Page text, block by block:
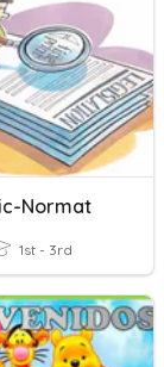
Normat
1st - 3rd